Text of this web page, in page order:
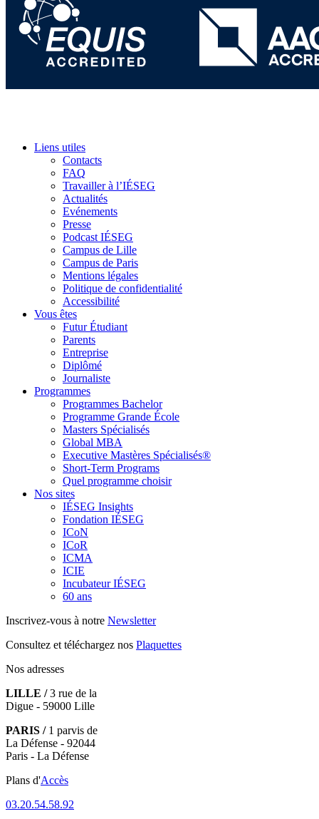
Liens utiles
Contacts
FAQ
Travailler à l’IÉSEG
Actualités
Evénements
Presse
Podcast IÉSEG
Campus de Lille
Campus de Paris
Mentions légales
Politique de confidentialité
Accessibilité
Vous êtes
Futur Étudiant
Parents
Entreprise
Diplômé
Journaliste
Programmes
Programmes Bachelor
Programme Grande École
Masters Spécialisés
Global MBA
Executive Mastères Spécialisés®
Short-Term Programs
Quel programme choisir
Nos sites
IÉSEG Insights
Fondation IÉSEG
ICoN
ICoR
ICMA
ICIE
Incubateur IÉSEG
60 ans
Inscrivez-vous à notre Newsletter
Consultez et téléchargez nos Plaquettes
Nos adresses
LILLE /3 rue de la
Digue - 59000 Lille
PARIS /1 parvis de
La Défense - 92044
Paris - La Défense
Plans d'Accès
03.20.54.58.92